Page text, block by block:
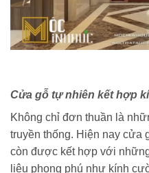
Cửa gỗ tự nhiên kết hợp
Không chỉ đơn thuần là
truyền thống. Hiện nay cửa
còn được kết hợp với
liệu phong phú như kính